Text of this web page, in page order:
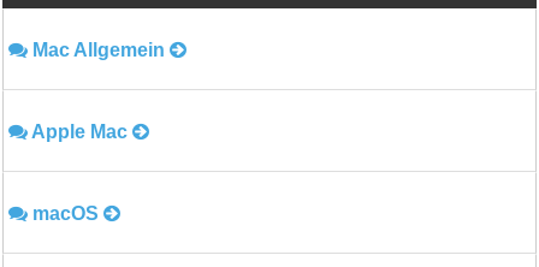
Mac Allgemein
Apple Mac
macOS